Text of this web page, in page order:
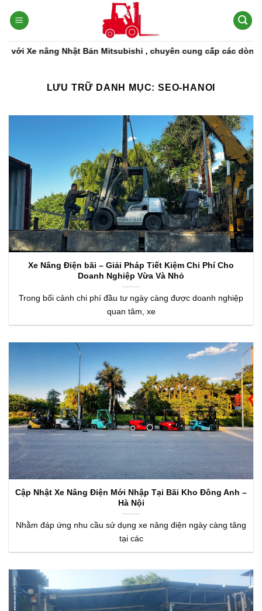
qua
dungNhật Bản Mitsubishi , chuyên cung cấp các dòng xe
LƯU TRỮ DANH MỤC:SEO-HANOI
Xe Nâng Điện bãi – Giải Pháp Tiết Kiệm Chi Phí Cho
Doanh Nghiệp Vừa Và Nhỏ
Trong bối cảnh chi phí đầu tư ngày càng được doanh nghiệp
quan tâm, xe
Cập Nhật Xe Nâng Điện Mới Nhập Tại Bãi Kho Đông Anh –
Hà Nội
Nhằm đáp ứng nhu cầu sử dụng xe nâng điện ngày càng tăng
tại các